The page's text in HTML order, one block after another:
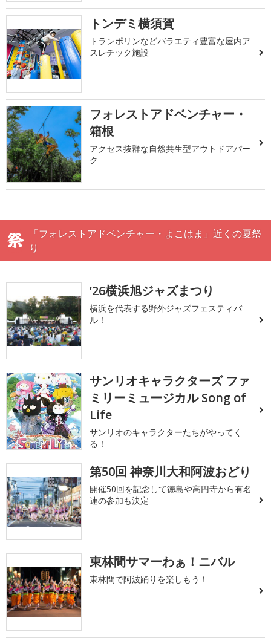
トンデミ横須賀
トランポリンなどバラエティ豊富な屋内ア
スレチック施設
フォレストアドベンチャー・
箱根
アクセス抜群な自然共生型アウトドアパー
ク
「フォレストアドベンチャー・よこはま」近くの夏祭
り
’26横浜旭ジャズまつり
横浜を代表する野外ジャズフェスティバ
ル！
サンリオキャラクターズ ファ
ミリーミュージカル Song of
Life
サンリオのキャラクターたちがやってく
る！
第50回 神奈川大和阿波おどり
開催50回を記念して徳島や高円寺から有名
連の参加も決定
東林間サマーわぁ！ニバル
東林間で阿波踊りを楽しもう！